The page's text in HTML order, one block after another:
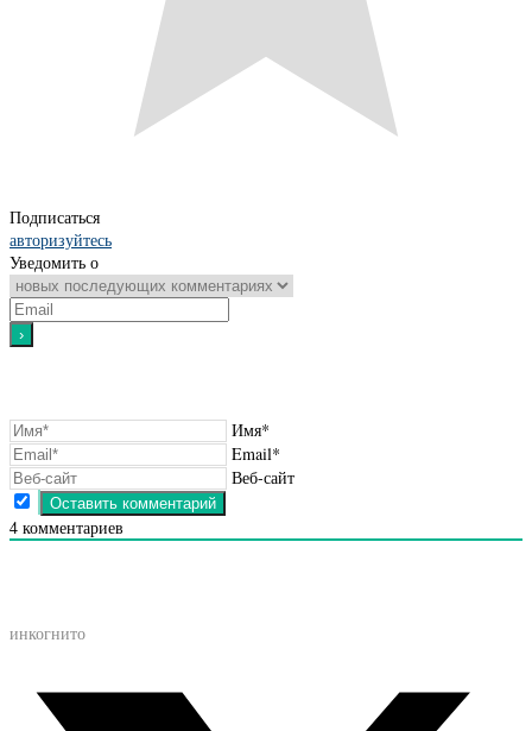
Подписаться
авторизуйтесь
Уведомить о
Имя*
Email*
Веб-сайт
4 комментариев
инкогнито